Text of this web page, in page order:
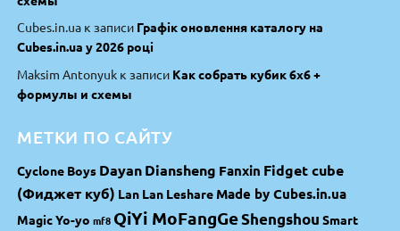
Cubes.in.ua к записи Графік оновлення каталогу на
Cubes.in.ua у 2026 році
Maksim Antonyuk к записи Как собрать кубик 6х6 +
формулы и схемы
МЕТКИ ПО САЙТУ
Cyclone Boys DayanDiansheng Fanxin Fidget cube
(Фиджет куб) Lan Lan Leshare Made by Cubes.in.ua
Magic Yo-yo mf8 QiYi MoFangGeShengshou Smart